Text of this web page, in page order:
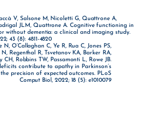
V, Salsone M, Nicoletti G, Quattrone A,
JLM, Quattrone A. Cognitive functioning in
without dementia: a clinical and imaging study.
43 (8): 4811-4820
N, O’Callaghan C, Ye R, Rua C, Jones PS,
Regenthal R, Tsvetanov KA, Barker RA,
CH, Robbins TW, Passamonti L, Rowe JB.
contribute to apathy in Parkinson’s
precision of expected outcomes. PLoS
Comput Biol, 2022; 18 (5): e1010079